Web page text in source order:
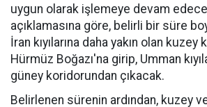
uygun olarak işlemeye devam
açıklamasına göre, belirli bir süre
İran kıyılarına daha yakın olan
Hürmüz Boğazı'na girip, Umman
güney koridorundan çıkacak.
Belirlenen sürenin ardından, kuzey